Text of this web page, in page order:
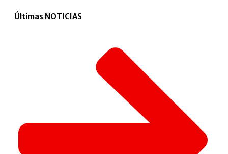
Últimas NOTICIAS